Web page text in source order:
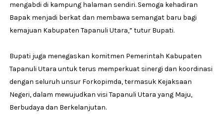
mengabdi di kampung halaman sendiri. Semoga kehadiran
Bapak menjadi berkat dan membawa semangat baru bagi
kemajuan Kabupaten Tapanuli Utara,” tutur Bupati.
Bupati juga menegaskan komitmen Pemerintah Kabupaten
Tapanuli Utara untuk terus memperkuat sinergi dan koordinasi
dengan seluruh unsur Forkopimda, termasuk Kejaksaan
Negeri, dalam mewujudkan visi Tapanuli Utara yang Maju,
Berbudaya dan Berkelanjutan.